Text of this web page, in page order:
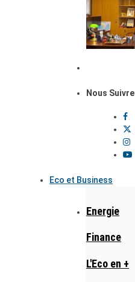
Nous Suivre
Eco et Business
Energie
Finance
L'Eco en +